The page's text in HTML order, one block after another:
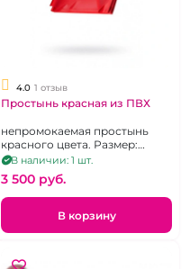
4.0 1 отзыв
Простынь красная из ПВХ
непромокаемая простынь
красного цвета. Размер:
200x220 см.
В наличии: 1 шт.
3 500 pуб.
В корзину